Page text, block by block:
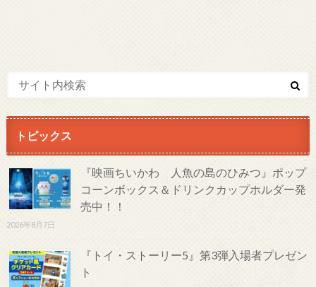
トピックス
『映画ちいかわ 人魚の島のひみつ』ポップ
コーンボックス＆ドリンクカップホルダー発
売中！！
2026年8月7日
『トイ・ストーリー5』第3弾入場者プレゼン
ト